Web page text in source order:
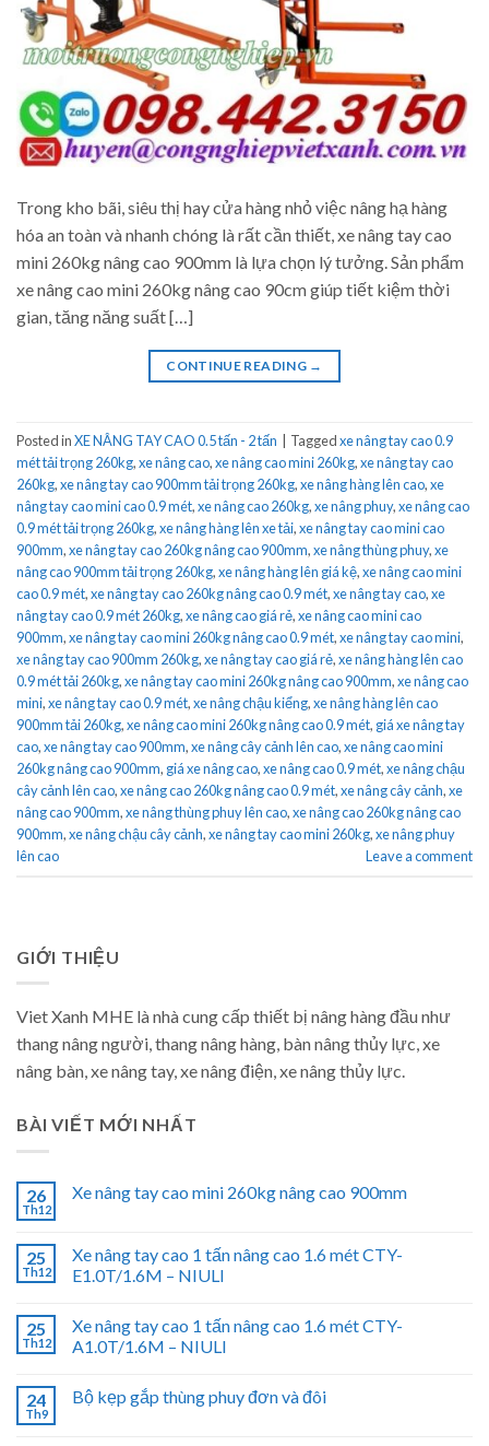
Trong kho bãi, siêu thị hay cửa hàng nhỏ việc nâng hạ hàng
hóa an toàn và nhanh chóng là rất cần thiết, xe nâng tay cao
mini 260kg nâng cao 900mm là lựa chọn lý tưởng. Sản phẩm
xe nâng cao mini 260kg nâng cao 90cm giúp tiết kiệm thời
gian, tăng năng suất […]
CONTINUE READING →
Posted inXE NÂNG TAY CAO 0.5 tấn - 2 tấn Taggedxe nâng tay cao 0.9
mét tải trọng 260kg,xe nâng cao,xe nâng cao mini 260kg,xe nâng tay cao
260kg,xe nâng tay cao 900mm tải trọng 260kg,xe nâng hàng lên cao,xe
nâng tay cao mini cao 0.9 mét,xe nâng cao 260kg,xe nâng phuy,xe nâng cao
0.9 mét tải trọng 260kg,xe nâng hàng lên xe tải,xe nâng tay cao mini cao
900mm,xe nâng tay cao 260kg nâng cao 900mm,xe nâng thùng phuy,xe
nâng cao 900mm tải trọng 260kg,xe nâng hàng lên giá kệ,xe nâng cao mini
cao 0.9 mét,xe nâng tay cao 260kg nâng cao 0.9 mét,xe nâng tay cao,xe
nâng tay cao 0.9 mét 260kg,xe nâng cao giá rẻ,xe nâng cao mini cao
900mm,xe nâng tay cao mini 260kg nâng cao 0.9 mét,xe nâng tay cao mini,
xe nâng tay cao 900mm 260kg,xe nâng tay cao giá rẻ,xe nâng hàng lên cao
0.9 mét tải 260kg,xe nâng tay cao mini 260kg nâng cao 900mm,xe nâng cao
mini,xe nâng tay cao 0.9 mét,xe nâng chậu kiểng,xe nâng hàng lên cao
900mm tải 260kg,xe nâng cao mini 260kg nâng cao 0.9 mét, giá xe nâng tay
cao,xe nâng tay cao 900mm,xe nâng cây cảnh lên cao,xe nâng cao mini
260kg nâng cao 900mm, giá xe nâng cao,xe nâng cao 0.9 mét,xe nâng chậu
cây cảnh lên cao,xe nâng cao 260kg nâng cao 0.9 mét,xe nâng cây cảnh,xe
nâng cao 900mm,xe nâng thùng phuy lên cao,xe nâng cao 260kg nâng cao
900mm,xe nâng chậu cây cảnh,xe nâng tay cao mini 260kg,xe nâng phuy
lên cao
Leave a comment
GIỚI THIỆU
Viet Xanh MHE là nhà cung cấp thiết bị nâng hàng đầu như
thang nâng người, thang nâng hàng, bàn nâng thủy lực, xe
nâng bàn, xe nâng tay, xe nâng điện, xe nâng thủy lực.
BÀI VIẾT MỚI NHẤT
26
Th12
Xe nâng tay cao mini 260kg nâng cao 900mm
25
Th12
Xe nâng tay cao 1 tấn nâng cao 1.6 mét CTY-
E1.0T/1.6M – NIULI
25
Th12
Xe nâng tay cao 1 tấn nâng cao 1.6 mét CTY-
A1.0T/1.6M – NIULI
24
Th9
Bộ kẹp gắp thùng phuy đơn và đôi